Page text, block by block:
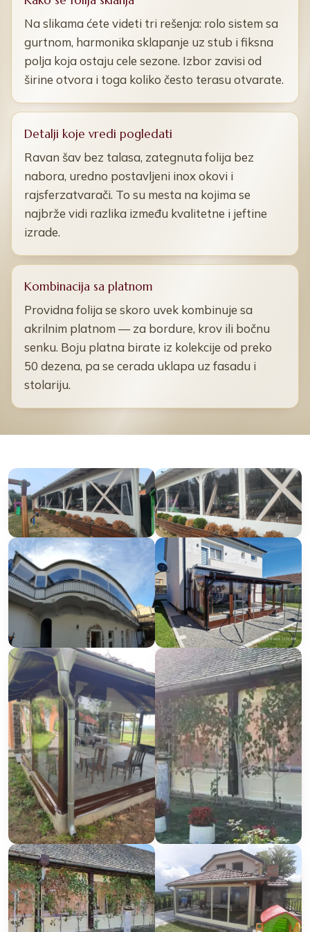
Na slikama ćete videti tri rešenja: rolo sistem sa
gurtnom, harmonika sklapanje uz stub i fiksna
polja koja ostaju cele sezone. Izbor zavisi od
širine otvora i toga koliko često terasu otvarate.
Detalji koje vredi pogledati
Ravan šav bez talasa, zategnuta folija bez
nabora, uredno postavljeni inox okovi i
rajsferzatvarači. To su mesta na kojima se
najbrže vidi razlika između kvalitetne i jeftine
izrade.
Kombinacija sa platnom
Providna folija se skoro uvek kombinuje sa
akrilnim platnom — za bordure, krov ili bočnu
senku. Boju platna birate iz kolekcije od preko
50 dezena, pa se cerada uklapa uz fasadu i
stolariju.